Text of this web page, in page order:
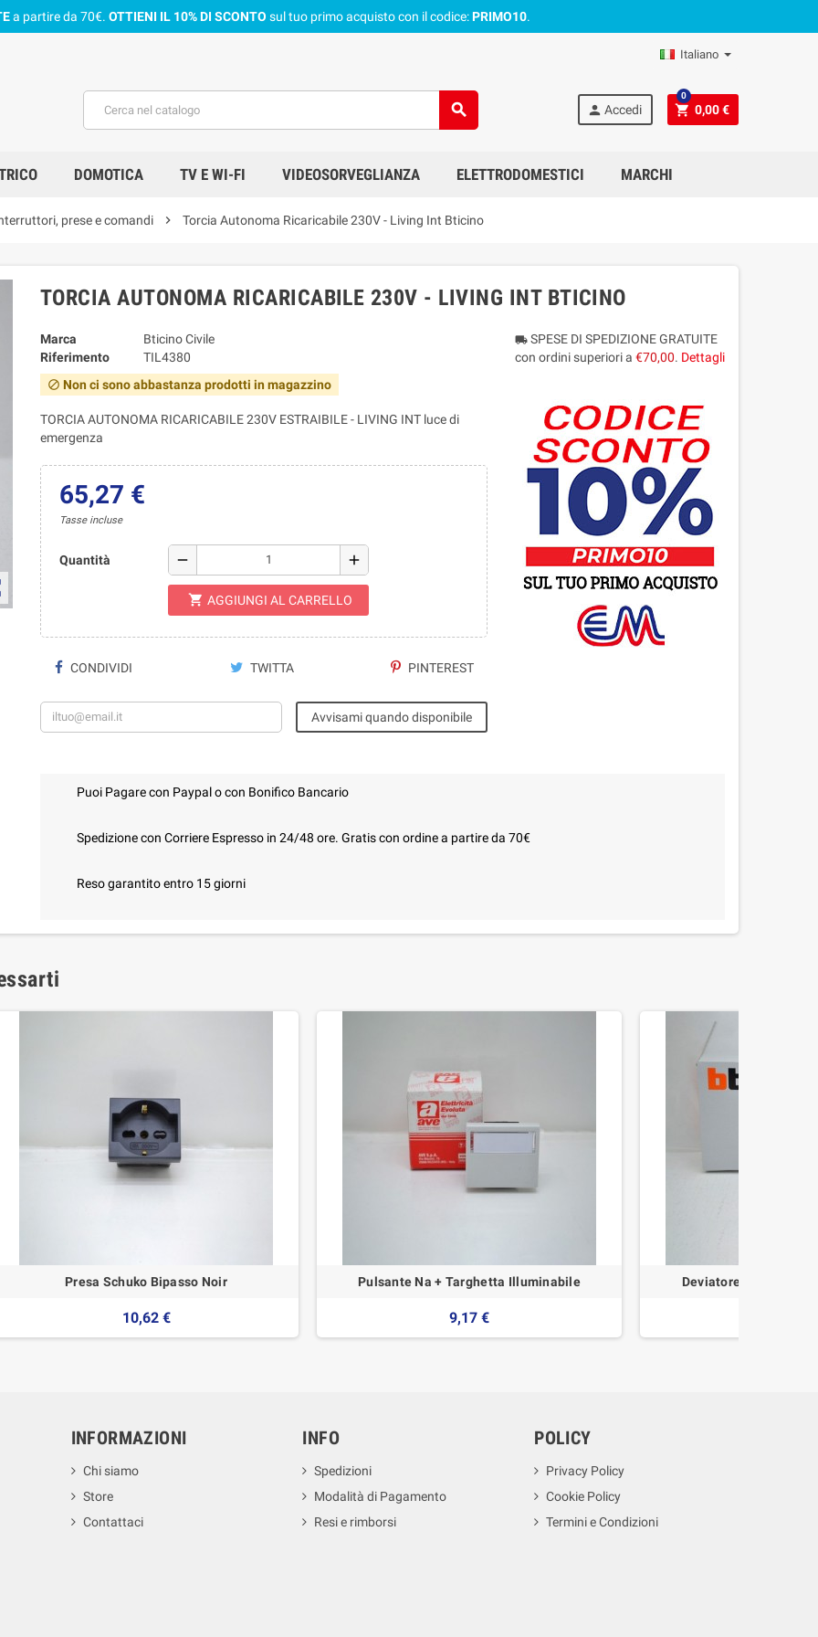
a partire da 70€. OTTIENI IL 10% DI SCONTO sul tuo primo acquisto con il codice:PRIMO10.
Italiano
search person Accedi shopping_cart 0,00 €
0
DOMOTICA TV E WI-FI VIDEOSORVEGLIANZA ELETTRODOMESTICI MARCHI
prese e comandi chevron_right Torcia Autonoma Ricaricabile 230V - Living Int Bticino
TORCIA AUTONOMA RICARICABILE 230V - LIVING INT BTICINO
Marca
Bticino Civile
Riferimento
TIL4380
block Non ci sono abbastanza prodotti in magazzino
TORCIA AUTONOMA RICARICABILE 230V ESTRAIBILE - LIVING INT luce di
emergenza
65,27 €
Tasse incluse
Quantità remove add
shopping_cart AGGIUNGI AL CARRELLO
CONDIVIDI TWITTA PINTEREST
Avvisami quando disponibile
local_shippingSPESE DI SPEDIZIONE GRATUITE
con ordini superiori a €70,00. Dettagli
Puoi Pagare con Paypal o con Bonifico Bancario
Spedizione con Corriere Espresso in 24/48 ore. Gratis con ordine a partire da 70€
Reso garantito entro 15 giorni
Presa Schuko Bipasso Noir
10,62 €
Pulsante Na + Targhetta Illuminabile
9,17 €
Deviatore 1P 16A -
INFORMAZIONI
Chi siamo
Store
Contattaci
INFO
Spedizioni
Modalità di Pagamento
Resi e rimborsi
POLICY
Privacy Policy
Cookie Policy
Termini e Condizioni